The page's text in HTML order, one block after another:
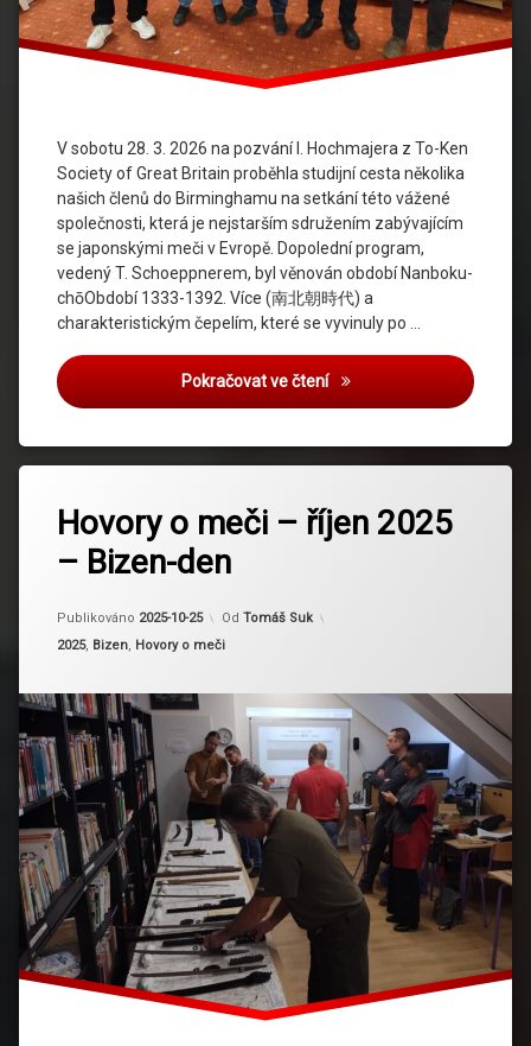
V sobotu 28. 3. 2026 na pozvání I. Hochmajera z To-Ken
Society of Great Britain proběhla studijní cesta několika
našich členů do Birminghamu na setkání této vážené
společnosti, která je nejstarším sdružením zabývajícím
se japonskými meči v Evropě. Dopolední program,
vedený T. Schoeppnerem, byl věnován období Nanboku-
chōObdobí 1333-1392. Více (南北朝時代) a
charakteristickým čepelím, které se vyvinuly po …
Pokračovat ve čteníStudijní cesta do
Hovory o meči – říjen 2025
– Bizen-den
Publikováno 2025-10-25
Aktualizováno
Od Tomáš Suk
Kategorie:
2025, Bizen, Hovory o meči
sukesada